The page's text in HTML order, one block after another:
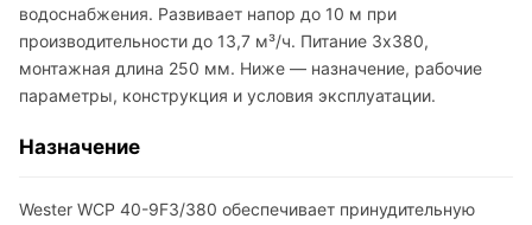
водоснабжения. Развивает напор до 10 м при
производительности до 13,7 м³/ч. Питание 3х380,
монтажная длина 250 мм. Ниже — назначение, рабочие
параметры, конструкция и условия эксплуатации.
Назначение
Wester WCP 40-9F3/380 обеспечивает принудительную